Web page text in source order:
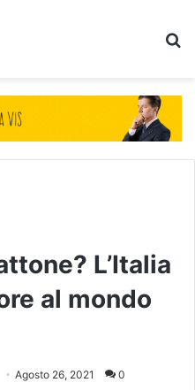
L’Italia
al mondo
Agosto 26, 2021 0